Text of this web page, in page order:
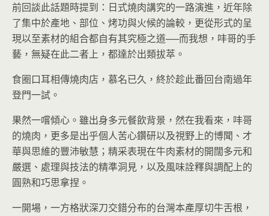
前回談此話題時提到：日式燒肉講究的一路演進，近年除
了集中於產地、部位、烤功與火候的論較，更從形式的呈
現以至素材的組合都自有其究極之道──而我想，㕩哥的手
藝，無疑在此二者上，都達於出類拔萃。
食圈口耳相傳燒肉店，慕名已久，終於趁此番回台南過年
登門一試。
果然一嚐傾心。雖出身多元餐飲背景，然在我看來，㕩哥
的燒肉，更多是出乎個人苦心鑽研以及視野上的博聞、才
華與思維的豐沛敏慧；精采表現在牛肉素材的開闊多元和
嚴選、處理與技法的精準洞見，以及風味詮釋與調配上的
圓熟和巧思拿捏。
一開場，一方格狀深刀交錯分布的台灣本產厚切牛舌根，